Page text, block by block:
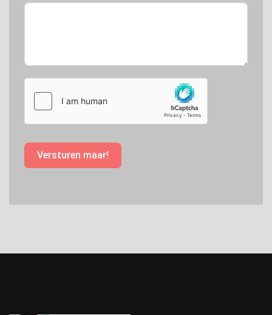
Versturen maar!